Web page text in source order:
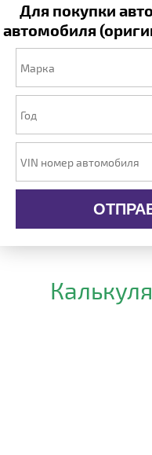
Для покупки
автомобиля